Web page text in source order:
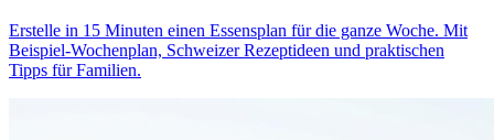
Erstelle in 15 Minuten einen Essensplan für die ganze Woche. Mit
Beispiel-Wochenplan, Schweizer Rezeptideen und praktischen
Tipps für Familien.